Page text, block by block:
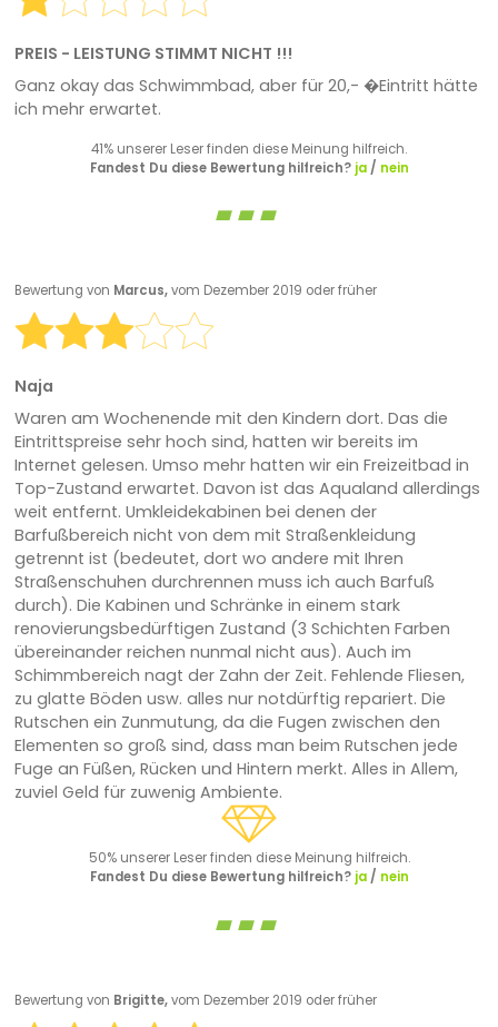
PREIS - LEISTUNG STIMMT NICHT !!!
Ganz okay das Schwimmbad, aber für 20,- �Eintritt hätte
ich mehr erwartet.
41% unserer Leser finden diese Meinung hilfreich.
Fandest Du diese Bewertung hilfreich? ja/ nein
Bewertung von Marcus,vom Dezember 2019 oder früher
Naja
Waren am Wochenende mit den Kindern dort. Das die
Eintrittspreise sehr hoch sind, hatten wir bereits im
Internet gelesen. Umso mehr hatten wir ein Freizeitbad in
Top-Zustand erwartet. Davon ist das Aqualand allerdings
weit entfernt. Umkleidekabinen bei denen der
Barfußbereich nicht von dem mit Straßenkleidung
getrennt ist (bedeutet, dort wo andere mit Ihren
Straßenschuhen durchrennen muss ich auch Barfuß
durch). Die Kabinen und Schränke in einem stark
renovierungsbedürftigen Zustand (3 Schichten Farben
übereinander reichen nunmal nicht aus). Auch im
Schimmbereich nagt der Zahn der Zeit. Fehlende Fliesen,
zu glatte Böden usw. alles nur notdürftig repariert. Die
Rutschen ein Zunmutung, da die Fugen zwischen den
Elementen so groß sind, dass man beim Rutschen jede
Fuge an Füßen, Rücken und Hintern merkt. Alles in Allem,
zuviel Geld für zuwenig Ambiente.
50% unserer Leser finden diese Meinung hilfreich.
Fandest Du diese Bewertung hilfreich? ja/ nein
Bewertung von Brigitte,vom Dezember 2019 oder früher